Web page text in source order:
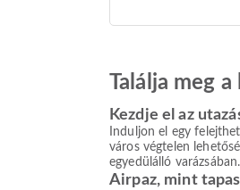
Találja meg
Kezdje el az
Induljon el egy
város végtelen
egyedülálló
Airpaz, mint